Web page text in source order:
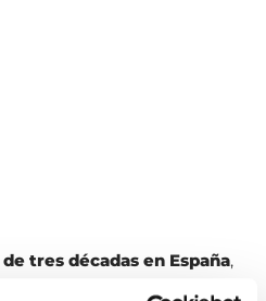
tres décadas en España,